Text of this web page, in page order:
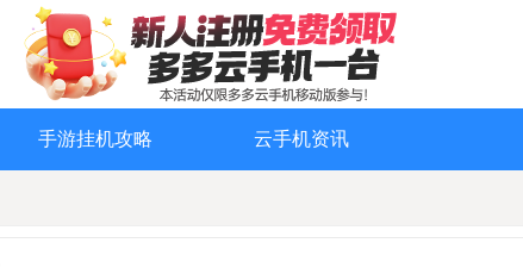
手游挂机攻略 云手机资讯